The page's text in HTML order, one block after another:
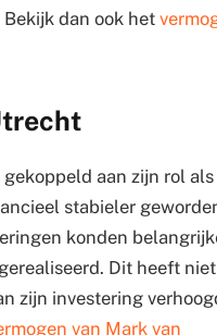
dan ook het
aan zijn rol als
stabieler
konden
Dit heeft niet
zijn investering
van Mark van